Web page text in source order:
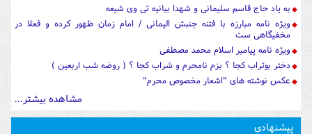
به یاد حاج قاسم سلیمانی و شهدا بیانیه تی وی شیعه
ویژه نامه مبارزه با فتنه جنبش الیمانی / امام زمان ظهور کرده و فعلا در
مخفیگاهی ست
ویژه نامه پیامبر اسلام محمد مصطفی
دختر بوتراب کجا ؟ بزم نامحرم و شراب کجا ؟ ( روضه شب اربعین )
عکس نوشته های "اشعار مخصوص محرم"
مشاهده بیشتر...
پیشنهادی